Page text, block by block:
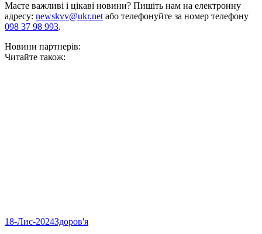
Маєте важливі і цікаві новини? Пишіть нам на електронну
адресу: newskvv@ukr.netабо телефонуйте за номер телефону
098 37 98 993.
Новини партнерів:
Читайте також:
18-Лис-2024Здоров'я